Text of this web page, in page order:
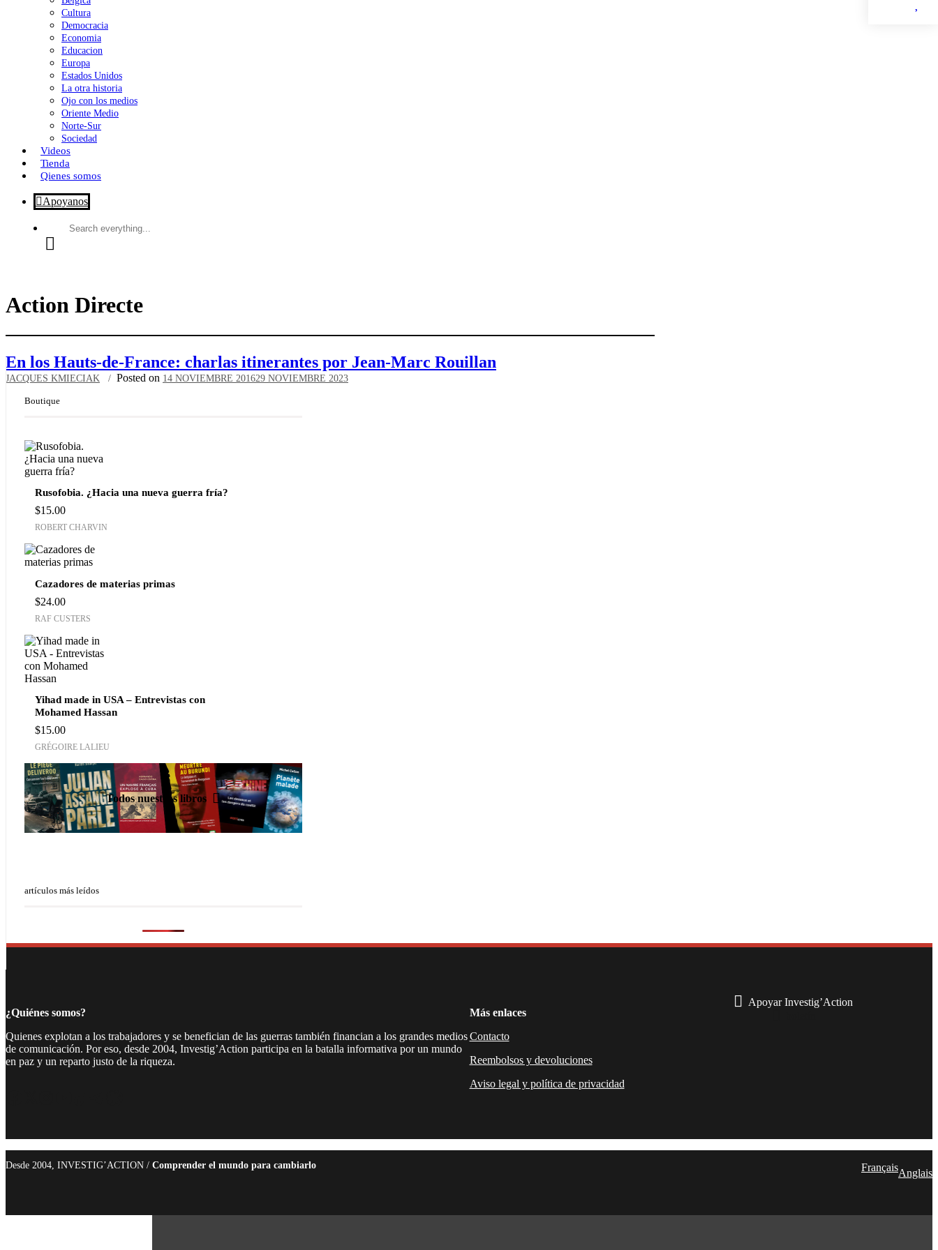
Cultura
Democracia
Economia
Educacion
Europa
Estados Unidos
La otra historia
Ojo con los medios
Oriente Medio
Norte-Sur
Sociedad
Videos
Tienda
Qienes somos
Apoyanos
Search
Action Directe
En los Hauts-de-France: charlas itinerantes por Jean-Marc Rouillan
JACQUES KMIECIAK Posted on 14 NOVIEMBRE 201629 NOVIEMBRE 2023
Boutique
Rusofobia. ¿Hacia una nueva guerra fría?
$15.00
ROBERT CHARVIN
Cazadores de materias primas
$24.00
RAF CUSTERS
Yihad made in USA – Entrevistas con
Mohamed Hassan
$15.00
GRÉGOIRE LALIEU
Todos nuestros libros
artículos más leídos
¿Quiénes somos?
Quienes explotan a los trabajadores y se benefician de las guerras también financian a los grandes medios
de comunicación. Por eso, desde 2004, Investig’Action participa en la batalla informativa por un mundo
en paz y un reparto justo de la riqueza.
Más enlaces
Contacto
Reembolsos y devoluciones
Aviso legal y política de privacidad
Apoyar Investig’Action
Desde 2004, INVESTIG’ACTION / Comprender el mundo para cambiarlo FrançaisAnglais